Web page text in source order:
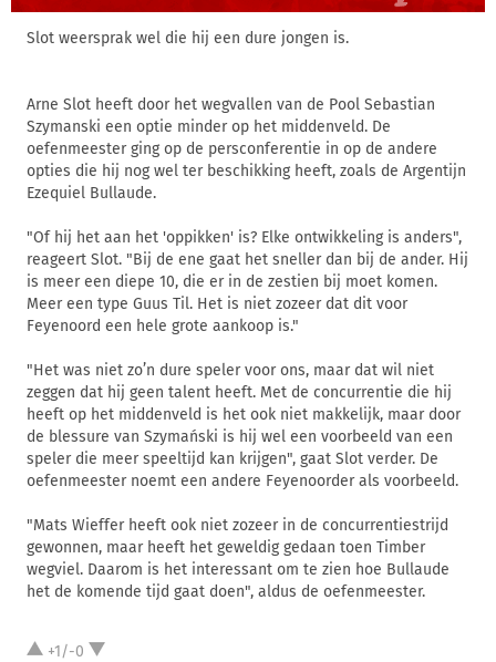
Slot weersprak wel die hij een dure jongen is.
Arne Slot heeft door het wegvallen van de Pool Sebastian
Szymanski een optie minder op het middenveld. De
oefenmeester ging op de persconferentie in op de andere
opties die hij nog wel ter beschikking heeft, zoals de Argentijn
Ezequiel Bullaude.
"Of hij het aan het 'oppikken' is? Elke ontwikkeling is anders",
reageert Slot. "Bij de ene gaat het sneller dan bij de ander. Hij
is meer een diepe 10, die er in de zestien bij moet komen.
Meer een type Guus Til. Het is niet zozeer dat dit voor
Feyenoord een hele grote aankoop is."
"Het was niet zo’n dure speler voor ons, maar dat wil niet
zeggen dat hij geen talent heeft. Met de concurrentie die hij
heeft op het middenveld is het ook niet makkelijk, maar door
de blessure van Szymański is hij wel een voorbeeld van een
speler die meer speeltijd kan krijgen", gaat Slot verder. De
oefenmeester noemt een andere Feyenoorder als voorbeeld.
"Mats Wieffer heeft ook niet zozeer in de concurrentiestrijd
gewonnen, maar heeft het geweldig gedaan toen Timber
wegviel. Daarom is het interessant om te zien hoe Bullaude
het de komende tijd gaat doen", aldus de oefenmeester.
+1/-0